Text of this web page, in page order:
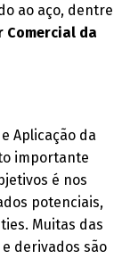
ao aço, dentre
Comercial da
Aplicação da
importante
é nos
potenciais,
Muitas das
derivados são